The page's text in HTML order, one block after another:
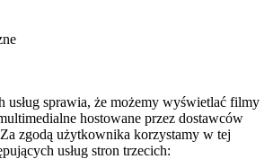
usług sprawia, że możemy wyświetlać filmy
hostowane przez dostawców
zgodą użytkownika korzystamy w tej
usług stron trzecich: